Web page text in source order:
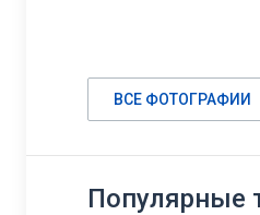
ВСЕ ФОТОГРАФИИ
Популярные